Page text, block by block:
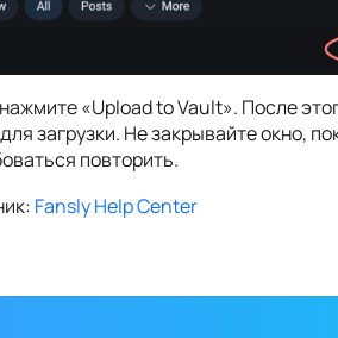
«Upload to Vault». После
загрузки. Не закрывайте окно,
повторить.
Fansly Help Center